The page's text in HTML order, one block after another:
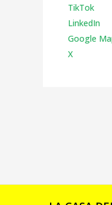
TikTok
LinkedIn
Google
X